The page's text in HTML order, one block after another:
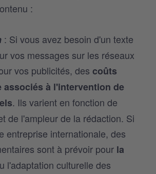
:
: Si vous avez besoin d'un texte
vos messages sur les réseaux
vos publicités, des coûts
associés à l'intervention de
. Ils varient en fonction de
de l'ampleur de la rédaction. Si
entreprise internationale, des
sont à prévoir pour la
l'adaptation culturelle des